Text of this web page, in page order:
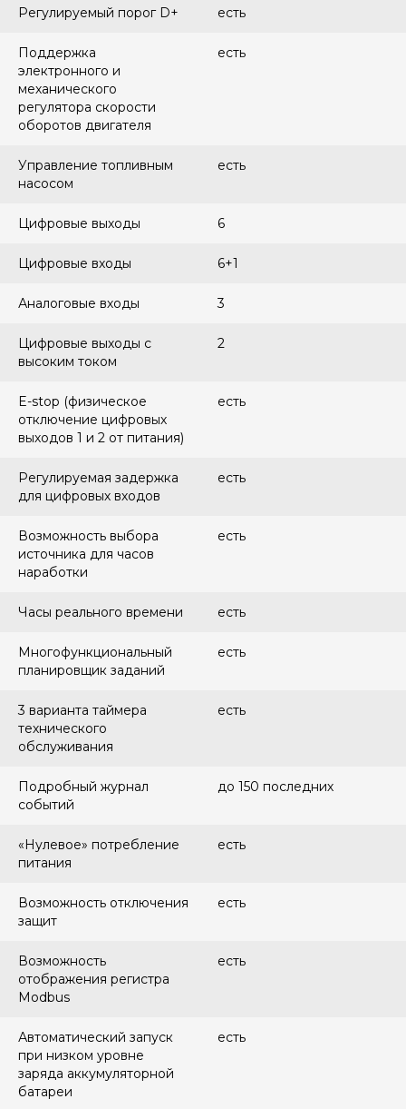
Регулируемый порог D+ есть
Поддержка
электронного и
механического
регулятора скорости
оборотов двигателя
есть
Управление топливным
насосом
есть
Цифровые выходы 6
Цифровые входы 6+1
Аналоговые входы 3
Цифровые выходы с
высоким током
2
E-stop (физическое
отключение цифровых
выходов 1 и 2 от питания)
есть
Регулируемая задержка
для цифровых входов
есть
Возможность выбора
источника для часов
наработки
есть
Часы реального времени есть
Многофункциональный
планировщик заданий
есть
3 варианта таймера
технического
обслуживания
есть
Подробный журнал
событий
до 150 последних
«Нулевое» потребление
питания
есть
Возможность отключения
защит
есть
Возможность
отображения регистра
Modbus
есть
Автоматический запуск
при низком уровне
заряда аккумуляторной
батареи
есть